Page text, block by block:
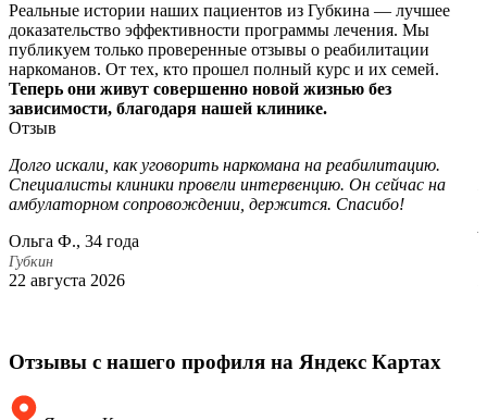
Реальные истории наших пациентов из Губкина — лучшее
доказательство эффективности программы лечения. Мы
публикуем только проверенные отзывы о реабилитации
наркоманов. От тех, кто прошел полный курс и их семей.
Теперь они живут совершенно новой жизнью без
зависимости, благодаря нашей клинике.
Отзыв
Долго искали, как уговорить наркомана на реабилитацию.
Специалисты клиники провели интервенцию. Он сейчас на
амбулаторном сопровождении, держится. Спасибо!
Ольга Ф., 34 года
Губкин
22 августа 2026
Отзывы с нашего профиля на Яндекс Картах